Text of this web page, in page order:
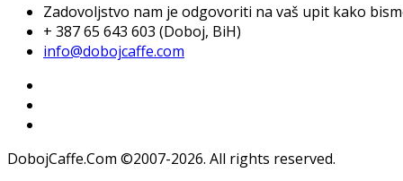
Zadovoljstvo nam je odgovoriti na vaš upit kako
+ 387 65 643 603 (Doboj, BiH)
info@dobojcaffe.com
DobojCaffe.Com ©2007-2026. All rights reserved.